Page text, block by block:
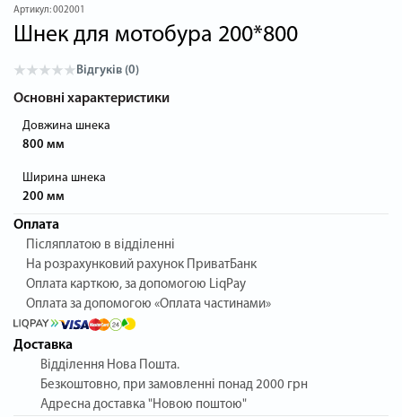
Артикул:002001
Шнек для мотобура 200*800
Відгуків (0)
Основні характеристики
Довжина шнека
800 мм
Ширина шнека
200 мм
Оплата
Післяплатою в відділенні
На розрахунковий рахунок ПриватБанк
Оплата карткою, за допомогою LiqPay
Оплата за допомогою «Оплата частинами»
Доставка
Відділення Нова Пошта.
Безкоштовно, при замовленні понад 2000 грн
Адресна доставка "Новою поштою"